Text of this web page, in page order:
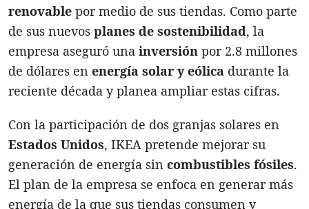
renovable por medio de sus tiendas. Como parte
de sus nuevos planes de sostenibilidad, la
empresa aseguró una inversión por 2.8 millones
de dólares en energía solar y eólica durante la
reciente década y planea ampliar estas cifras.
Con la participación de dos granjas solares en
Estados Unidos, IKEA pretende mejorar su
generación de energía sin combustibles fósiles.
El plan de la empresa se enfoca en generar más
energía de la que sus tiendas consumen y